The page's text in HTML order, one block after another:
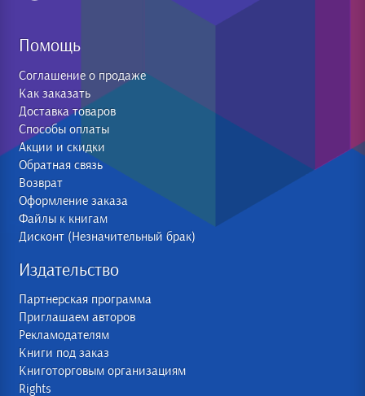
Помощь
Соглашение о продаже
Как заказать
Доставка товаров
Способы оплаты
Акции и скидки
Обратная связь
Возврат
Оформление заказа
Файлы к книгам
Дисконт (Незначительный брак)
Издательство
Партнерская программа
Приглашаем авторов
Рекламодателям
Книги под заказ
Книготорговым организациям
Rights